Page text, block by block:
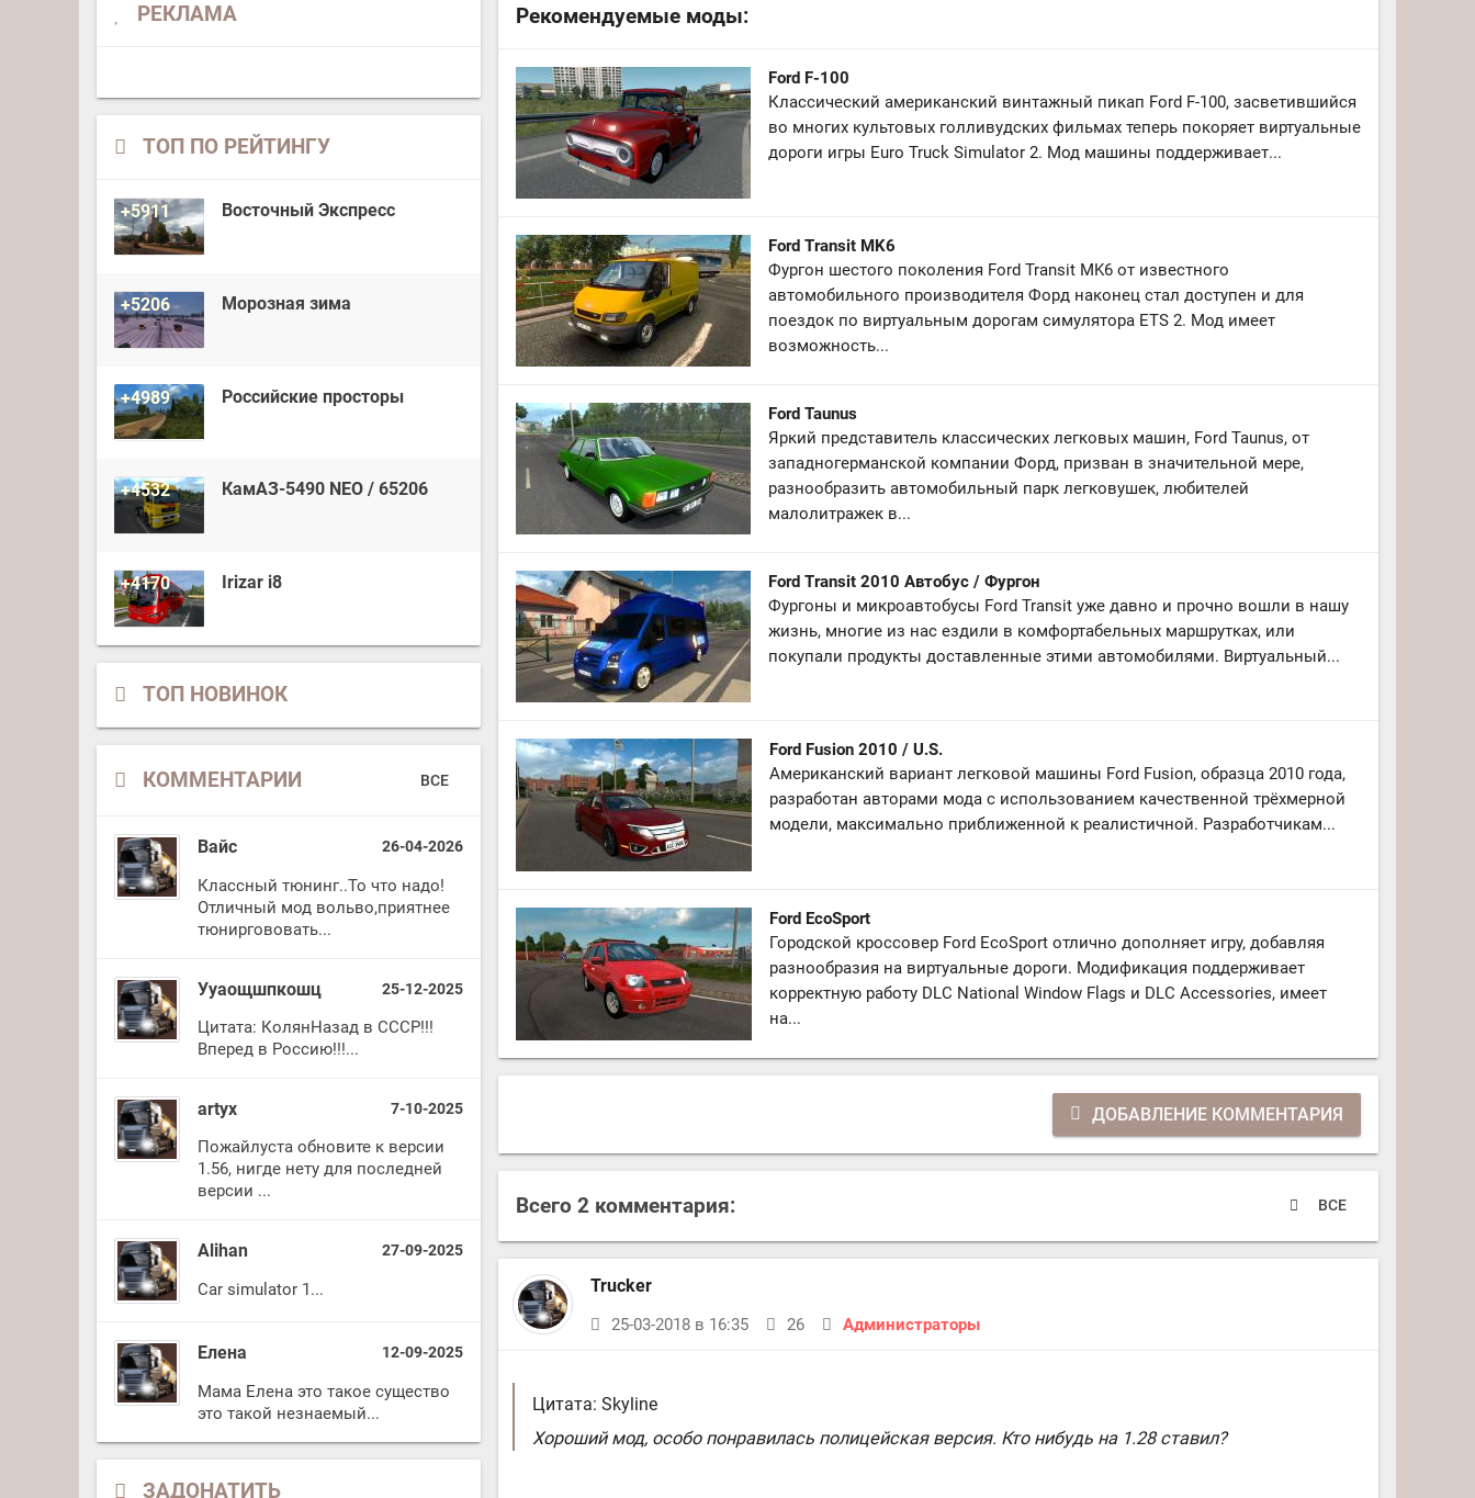
РЕКЛАМА
ТОП ПО РЕЙТИНГУ
+5911 Восточный Экспресс
+5206 Морозная зима
+4989 Российские просторы
+4532 КамАЗ-5490 NEO / 65206
+4170 Irizar i8
ТОП НОВИНОК
КОММЕНТАРИИ ВСЕ
Вайс 26-04-2026
Классный тюнинг..То что надо!
Отличный мод вольво,приятнее
тюниргововать...
Ууаощшпкошц 25-12-2025
Цитата: КолянНазад в СССР!!!
Вперед в Россию!!!...
artyx 7-10-2025
Пожайлуста обновите к версии
1.56, нигде нету для последней
версии ...
Alihan 27-09-2025
Car simulator 1...
Елена 12-09-2025
Мама Елена это такое существо
это такой незнаемый...
ЗАДОНАТИТЬ
Рекомендуемые моды:
Ford F-100
Классический американский винтажный пикап Ford F-100, засветившийся
во многих культовых голливудских фильмах теперь покоряет виртуальные
дороги игры Euro Truck Simulator 2. Мод машины поддерживает...
Ford Transit MK6
Фургон шестого поколения Ford Transit MK6 от известного
автомобильного производителя Форд наконец стал доступен и для
поездок по виртуальным дорогам симулятора ETS 2. Мод имеет
возможность...
Ford Taunus
Яркий представитель классических легковых машин, Ford Taunus, от
западногерманской компании Форд, призван в значительной мере,
разнообразить автомобильный парк легковушек, любителей
малолитражек в...
Ford Transit 2010 Автобус / Фургон
Фургоны и микроавтобусы Ford Transit уже давно и прочно вошли в нашу
жизнь, многие из нас ездили в комфортабельных маршрутках, или
покупали продукты доставленные этими автомобилями. Виртуальный...
Ford Fusion 2010 / U.S.
Американский вариант легковой машины Ford Fusion, образца 2010 года,
разработан авторами мода с использованием качественной трёхмерной
модели, максимально приближенной к реалистичной. Разработчикам...
Ford EcoSport
Городской кроссовер Ford EcoSport отлично дополняет игру, добавляя
разнообразия на виртуальные дороги. Модификация поддерживает
корректную работу DLC National Window Flags и DLC Accessories, имеет
на...
ДОБАВЛЕНИЕ КОММЕНТАРИЯ
Всего 2 комментария: ВСЕ
Trucker
25-03-2018 в 16:35 26 Администраторы
Цитата: Skyline
Хороший мод, особо понравилась полицейская версия. Кто нибудь на 1.28 ставил?